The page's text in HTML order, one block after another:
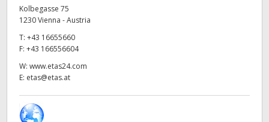
New Zealand
Norway
Kolbegasse 75
1230 Vienna - Austria
T: +43 16655660
F: +43 166556604
W: www.etas24.com
E: etas@etas.at